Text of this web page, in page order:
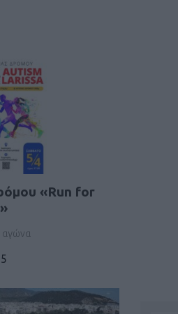
«Run for
αγώνα